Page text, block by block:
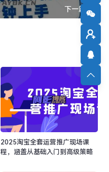
下一篇 »
2025淘宝全套运营推广现场课
程，涵盖从基础入门到高级策略